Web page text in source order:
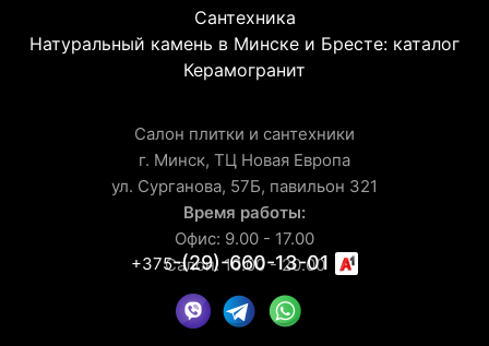
Сантехника
Натуральный камень в Минске и Бресте: каталог
Керамогранит
Салон плитки и сантехники
г. Минск, ТЦ Новая Европа
ул. Сурганова, 57Б, павильон 321
Время работы:
Офис: 9.00 - 17.00
Салон: 10.00 - 20.00
+375-(29)-660-13-01